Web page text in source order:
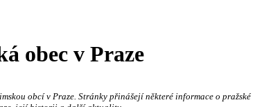
obec v Praze
obcí v Praze. Stránky přinášejí některé informace o pražské